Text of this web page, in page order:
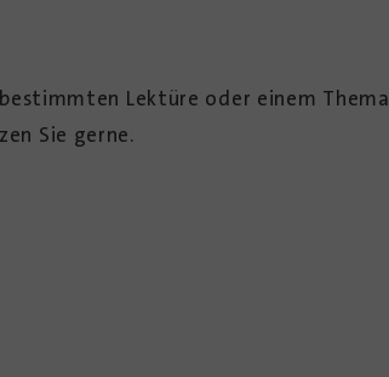
Lektüre oder einem Thema
Sie gerne.